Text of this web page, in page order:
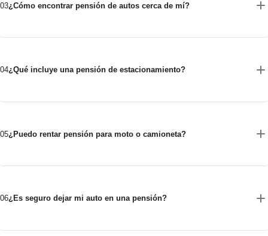
03¿Cómo encontrar pensión de autos cerca de mí?
04¿Qué incluye una pensión de estacionamiento?
05¿Puedo rentar pensión para moto o camioneta?
06¿Es seguro dejar mi auto en una pensión?